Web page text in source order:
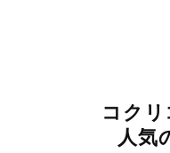
コク
人気